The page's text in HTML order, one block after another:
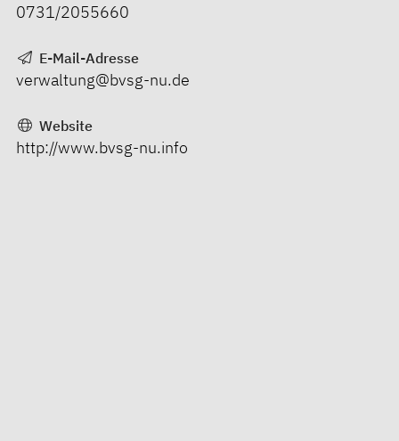
0731/2055660
E-Mail-Adresse
verwaltung@bvsg-nu.de
Website
http://www.bvsg-nu.info